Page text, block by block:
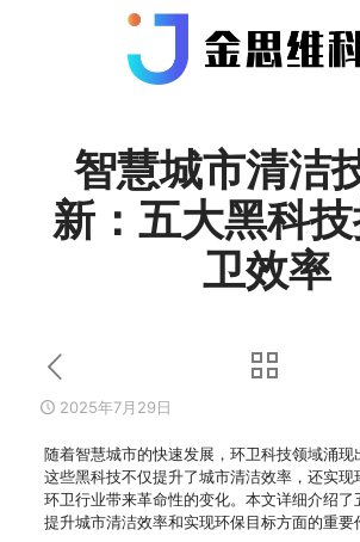
智慧城市清洁
新：五大黑科
卫效率
2025年7月29日
随着智慧城市的快速发展，环卫科技领域涌现
这些黑科技不仅提升了城市清洁效率，还实现
环卫行业带来革命性的变化。本文详细介绍了
提升城市清洁效率和实现环保目标方面的重要